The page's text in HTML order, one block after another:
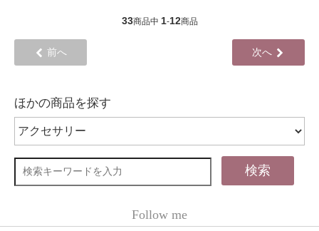
33商品中 1-12商品
前へ 次へ
ほかの商品を探す
検索
Follow me